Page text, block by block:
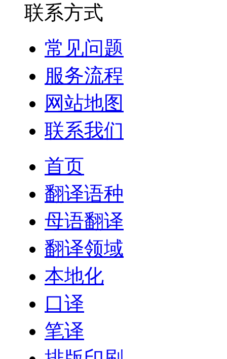
常见问题
服务流程
网站地图
联系我们
首页
翻译语种
母语翻译
翻译领域
本地化
口译
笔译